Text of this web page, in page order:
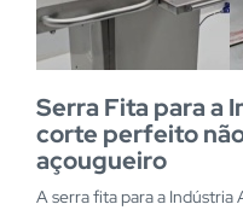
Serra Fita para a
corte perfeito
açougueiro
A serra fita para a